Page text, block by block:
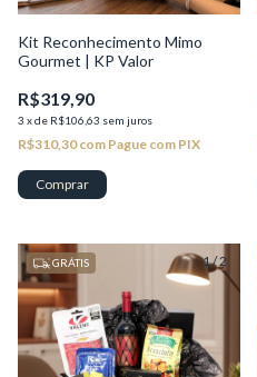
Kit Reconhecimento Mimo
Gourmet | KP Valor
R$319,90
3 xde R$106,63 sem juros
R$310,30com Pague com PIX
1/2
GRÁTIS